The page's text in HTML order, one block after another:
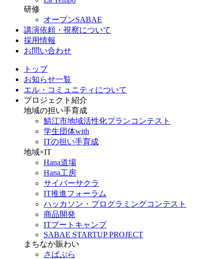
研修
オープンSABAE
講演依頼・視察について
採用情報
お問い合わせ
トップ
お知らせ一覧
エル・コミュニティについて
プロジェクト紹介
地域の担い手育成
鯖江市地域活性化プランコンテスト
学生団体with
ITの担い手育成
地域×IT
Hana道場
Hana工房
サイバーサクラ
IT推進フォーラム
ハッカソン・プログラミングコンテスト
商品開発
ITブートキャンプ
SABAE STARTUP PROJECT
まちなか賑わい
さばぷら